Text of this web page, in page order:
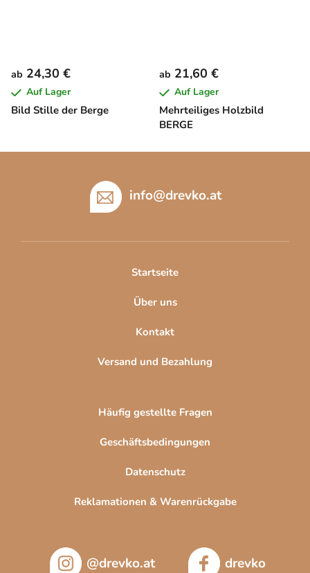
Bild Stille der Berge
ab 24,30 €
Auf Lager
Mehrteiliges Holzbild
BERGE
ab 21,60 €
Auf Lager
info@drevko.at
Startseite
Über uns
Kontakt
Versand und Bezahlung
Häufig gestellte Fragen
Geschäftsbedingungen
Datenschutz
Reklamationen & Warenrückgabe
@drevko.at drevko